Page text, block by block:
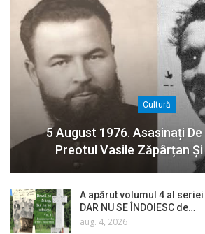
Cultură
5 August 1976. Asasinați
Preotul Vasile Zăpârțan
A apărut volumul 4 al seriei
DAR NU SE ÎNDOIESC de…
aug. 4, 2026